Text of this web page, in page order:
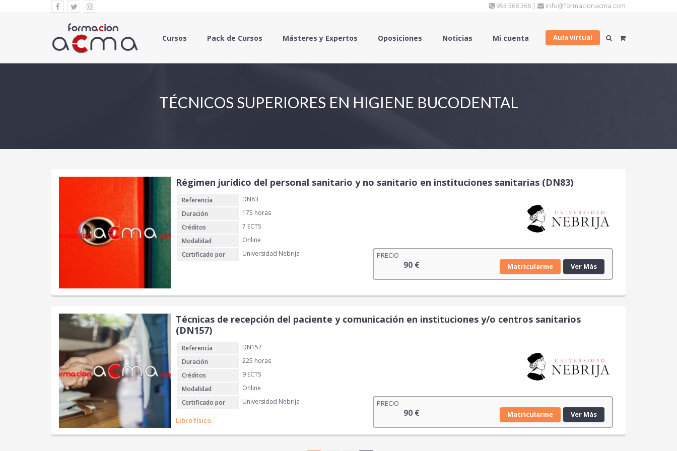
953 568 366 | info@formacionacma.com
Cursos Pack de Cursos Másteres y Expertos Oposiciones Noticias Mi cuenta Aula virtual
TÉCNICOS SUPERIORES EN HIGIENE BUCODENTAL
Régimen jurídico del personal sanitario y no sanitario en instituciones sanitarias (DN83)
Referencia
DN83
Duración
175 horas
Créditos
7 ECTS
Modalidad
Online
Certificado por
Universidad Nebrija PRECIO
90 € Matricularme Ver Más
Técnicas de recepción del paciente y comunicación en instituciones y/o centros sanitarios
(DN157)
Referencia
DN157
Duración
225 horas
Créditos
9 ECTS
Modalidad
Online
Certificado por
Universidad Nebrija
Libro físico.
PRECIO
90 € Matricularme Ver Más